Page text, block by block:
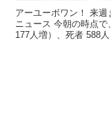
アーユーボワン！ 来週まで暑いよー、と。 スリランカのコロナ関連
ニュース 今朝の時点で、スリランカ国内の感染者 93,772人（前日比